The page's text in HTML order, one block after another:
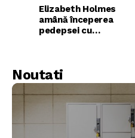
Elizabeth Holmes
amână începerea
pedepsei cu
Noutati